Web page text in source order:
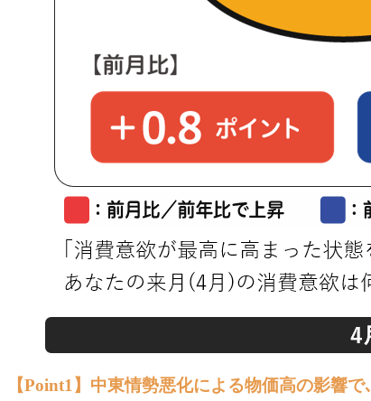
【Point1】中東情勢悪化による物価高の影響